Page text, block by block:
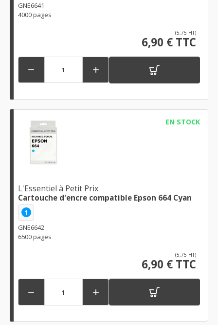
GNE6641
4000 pages
(5,75 HT)
6,90 € TTC
 
EN STOCK
L'Essentiel à Petit Prix
Cartouche d'encre compatible Epson 664 Cyan
1
GNE6642
6500 pages
(5,75 HT)
6,90 € TTC
 